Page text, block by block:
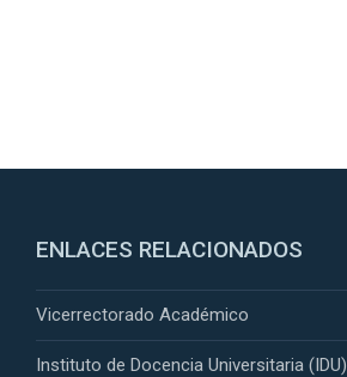
ENLACES RELACIONADOS
Vicerrectorado Académico
Instituto de Docencia Universitaria (IDU)